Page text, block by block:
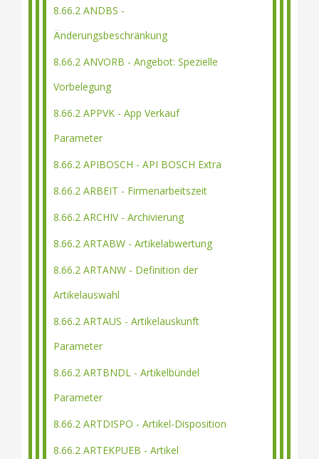
8.66.2 ANDBS -
Änderungsbeschränkung
8.66.2 ANVORB - Angebot: Spezielle
Vorbelegung
8.66.2 APPVK - App Verkauf
Parameter
8.66.2 APIBOSCH - API BOSCH Extra
8.66.2 ARBEIT - Firmenarbeitszeit
8.66.2 ARCHIV - Archivierung
8.66.2 ARTABW - Artikelabwertung
8.66.2 ARTANW - Definition der
Artikelauswahl
8.66.2 ARTAUS - Artikelauskunft
Parameter
8.66.2 ARTBNDL - Artikelbündel
Parameter
8.66.2 ARTDISPO - Artikel-Disposition
8.66.2 ARTEKPUEB - Artikel